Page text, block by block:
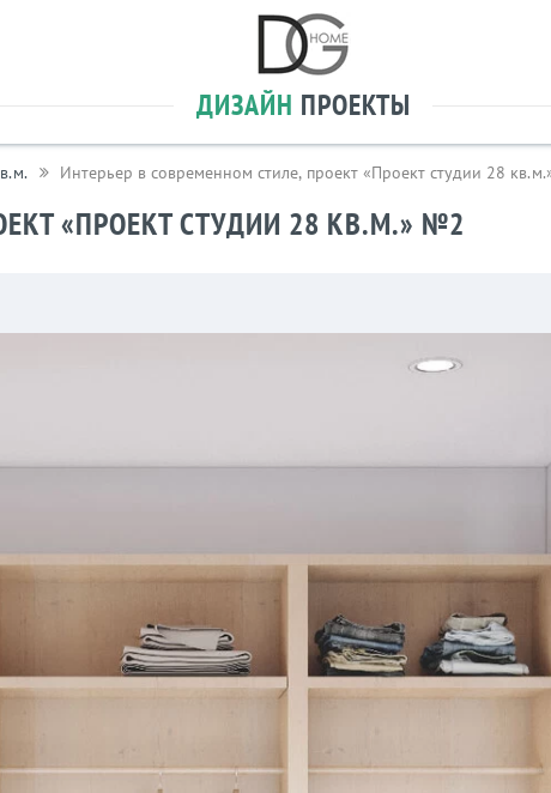
ДИЗАЙН ПРОЕКТЫ
Интерьер в современном стиле, проект «Проект студии 28
«ПРОЕКТ СТУДИИ 28 КВ.М.» №2